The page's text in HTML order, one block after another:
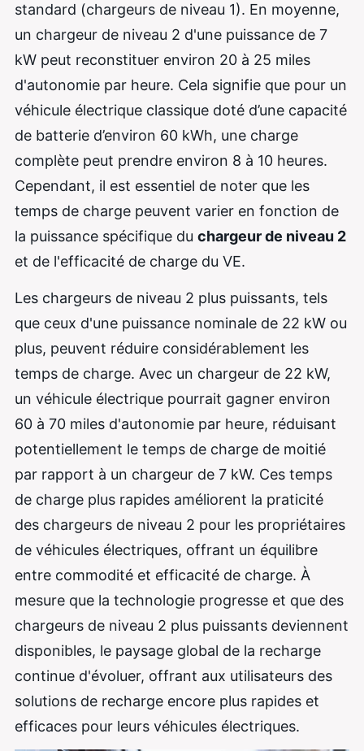
standard (chargeurs de niveau 1). En moyenne,
un chargeur de niveau 2 d'une puissance de 7
kW peut reconstituer environ 20 à 25 miles
d'autonomie par heure. Cela signifie que pour un
véhicule électrique classique doté d’une capacité
de batterie d’environ 60 kWh, une charge
complète peut prendre environ 8 à 10 heures.
Cependant, il est essentiel de noter que les
temps de charge peuvent varier en fonction de
la puissance spécifique du chargeur de niveau 2
et de l'efficacité de charge du VE.
Les chargeurs de niveau 2 plus puissants, tels
que ceux d'une puissance nominale de 22 kW ou
plus, peuvent réduire considérablement les
temps de charge. Avec un chargeur de 22 kW,
un véhicule électrique pourrait gagner environ
60 à 70 miles d'autonomie par heure, réduisant
potentiellement le temps de charge de moitié
par rapport à un chargeur de 7 kW. Ces temps
de charge plus rapides améliorent la praticité
des chargeurs de niveau 2 pour les propriétaires
de véhicules électriques, offrant un équilibre
entre commodité et efficacité de charge. À
mesure que la technologie progresse et que des
chargeurs de niveau 2 plus puissants deviennent
disponibles, le paysage global de la recharge
continue d'évoluer, offrant aux utilisateurs des
solutions de recharge encore plus rapides et
efficaces pour leurs véhicules électriques.